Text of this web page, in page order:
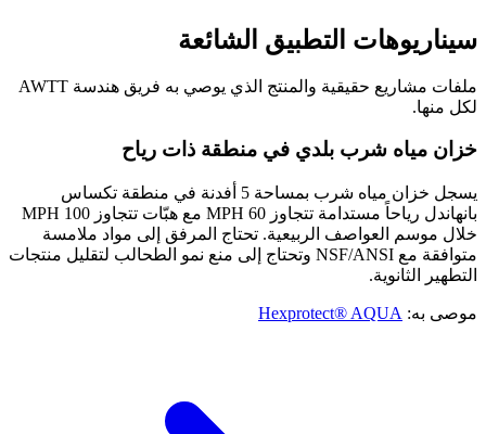
سيناريوهات التطبيق الشائعة
ملفات مشاريع حقيقية والمنتج الذي يوصي به فريق هندسة AWTT
لكل منها.
خزان مياه شرب بلدي في منطقة ذات رياح
يسجل خزان مياه شرب بمساحة 5 أفدنة في منطقة تكساس
بانهاندل رياحاً مستدامة تتجاوز 60 MPH مع هبّات تتجاوز 100 MPH
خلال موسم العواصف الربيعية. تحتاج المرفق إلى مواد ملامسة
متوافقة مع NSF/ANSI وتحتاج إلى منع نمو الطحالب لتقليل منتجات
التطهير الثانوية.
موصى به: Hexprotect® AQUA